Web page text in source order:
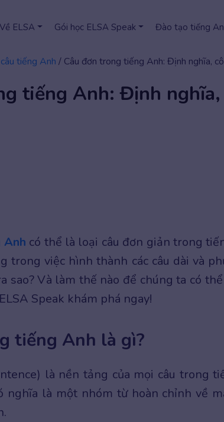
Về ELSA Gói học ELSA Speak Đào tạo tiếng
tiếng Anh / Câu đơn trong tiếng Anh: Định nghĩa,
tiếng Anh: Định
Anh có thể là loại câu đơn giản trong
trong việc hình thành các câu dài và
sao? Và làm thế nào để chúng ta có
Speak khám phá ngay!
tiếng Anh là gì?
là nền tảng của mọi câu trong
nghĩa là một nhóm từ hoàn chỉnh về